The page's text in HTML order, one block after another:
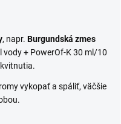
, napr. Burgundská zmes
+ PowerOf-K 30 ml/10
vykopať a spáliť, väčšie